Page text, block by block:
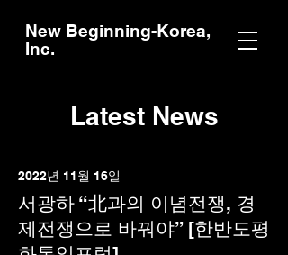
New Beginning-Korea,
Inc.
Latest News
2022년 11월 16일
서광하 “北과의 이념전쟁, 경
제전쟁으로 바꿔야” [한반도평